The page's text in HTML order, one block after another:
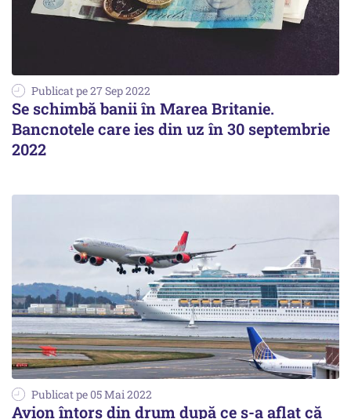
Publicat pe 27 Sep 2022
Se schimbă banii în Marea Britanie.
Bancnotele care ies din uz în 30 septembrie
2022
Publicat pe 05 Mai 2022
Avion întors din drum după ce s-a aflat că